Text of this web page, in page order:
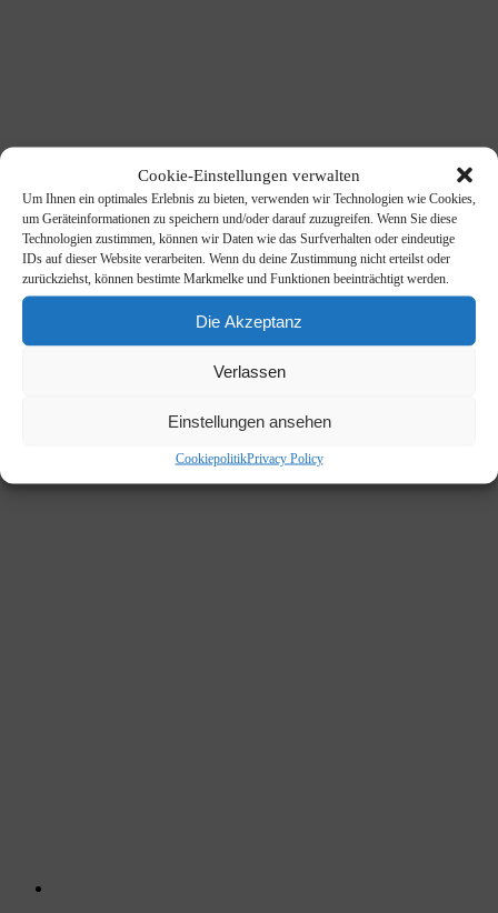
Cookie-Einstellungen verwalten
Um Ihnen ein optimales Erlebnis zu bieten, verwenden wir Technologien wie Cookies,
um Geräteinformationen zu speichern und/oder darauf zuzugreifen. Wenn Sie diese
Technologien zustimmen, können wir Daten wie das Surfverhalten oder eindeutige
IDs auf dieser Website verarbeiten. Wenn du deine Zustimmung nicht erteilst oder
zurückziehst, können bestimte Markmelke und Funktionen beeinträchtigt werden.
Die Akzeptanz
Verlassen
Einstellungen ansehen
CookiepolitikPrivacy Policy